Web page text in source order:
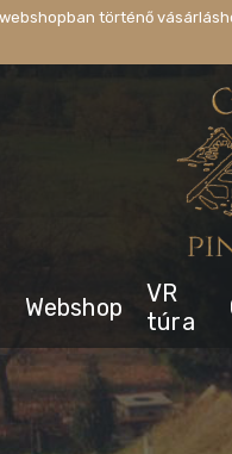
történő
Webshop
VR
túra